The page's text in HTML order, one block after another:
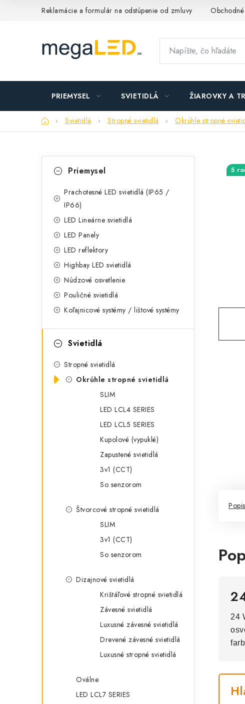
Reklamácie a formulár na odstúpenie od zmluvy
PRIEMYSEL SVIETIDLÁ ŽIAROVKY A
DomovSvietidlá Stropné svietidlá Okrúhle stropné
l
kategóriePriemysel
Prachotesné LED svietidlá (IP65 /
IP66)
LED Lineárne svietidlá
LED Panely
LED reflektory
Highbay LED svietidlá
Núdzové osvetlenie
Pouličné svietidlá
Koľajnicové systémy / lištové systémy
Svietidlá
Stropné svietidlá
Okrúhle stropné svietidlá
SLIM
LED LCL4 SERIES
LED LCL5 SERIES
Kupolové (vypuklé)
Zapustené svietidlá
3v1 (CCT)
So senzorom
Štvorcové stropné svietidlá
SLIM
3v1 (CCT)
So senzorom
Dizajnové svietidlá
Krištáľové stropné svietidlá
Závesné svietidlá
Luxusné závesné svietidlá
Drevené závesné svietidlá
Luxusné stropné svietidlá
Oválne
LED LCL7 SERIES
5
Popis
24